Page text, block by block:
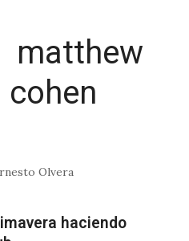
matthew
Olvera
haciendo